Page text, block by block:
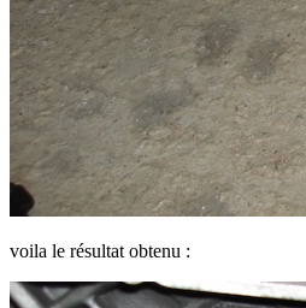
voila le résultat obtenu :